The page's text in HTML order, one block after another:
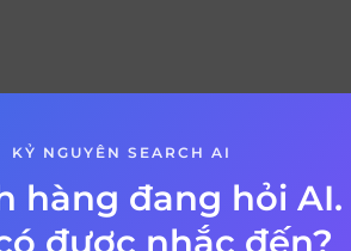
VỀ BÀI VIẾT
KỶ NGUYÊN SEARCH AI
hàng đang hỏi AI.
được nhắc đến?